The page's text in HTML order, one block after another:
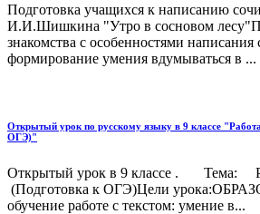
Подготовка учащихся к написанию
И.И.Шишкина "Утро в сосновом
знакомства с особенностями
формирование умения вдумываться в ...
Открытый урок по русскому языку в 9 классе
ОГЭ)"
Открытый урок в 9 классе . Тема:
(Подготовка к ОГЭ)Цели
обучение работе с текстом: умение в...